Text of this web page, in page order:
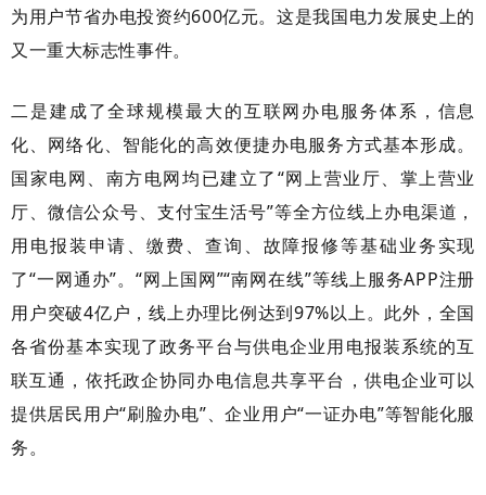
为用户节省办电投资约600亿元。这是我国电力发展史上的
又一重大标志性事件。
二是建成了全球规模最大的互联网办电服务体系，信息
化、网络化、智能化的高效便捷办电服务方式基本形成。
国家电网、南方电网均已建立了“网上营业厅、掌上营业
厅、微信公众号、支付宝生活号”等全方位线上办电渠道，
用电报装申请、缴费、查询、故障报修等基础业务实现
了“一网通办”。“网上国网”“南网在线”等线上服务APP注册
用户突破4亿户，线上办理比例达到97%以上。此外，全国
各省份基本实现了政务平台与供电企业用电报装系统的互
联互通，依托政企协同办电信息共享平台，供电企业可以
提供居民用户“刷脸办电”、企业用户“一证办电”等智能化服
务。